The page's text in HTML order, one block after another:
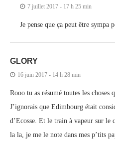
7 juillet 2017 - 17 h 25 min
Je pense que ça peut être sympa
GLORY
16 juin 2017 - 14 h 28 min
Rooo tu as résumé toutes les
J’ignorais que Edimbourg était
d’Ecosse. Et le train à vapeur sur
la la, je me le note dans mes p’tits